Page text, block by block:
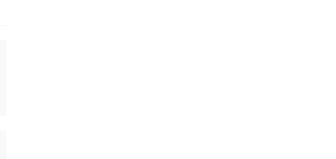
武将五大类别，不同类别武将适配传奇副本闯关、跨服比武、城池攻防等多种对局环